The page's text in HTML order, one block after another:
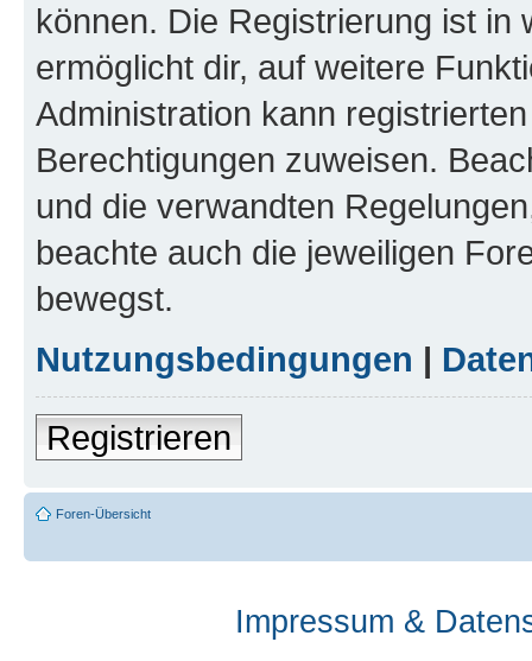
können. Die Registrierung ist in
ermöglicht dir, auf weitere
Administration kann
Berechtigungen zuweisen.
und die verwandten
beachte auch die jeweiligen
bewegst.
Nutzungsbedingungen |
Registrieren
Foren-Übersicht
Impressum &